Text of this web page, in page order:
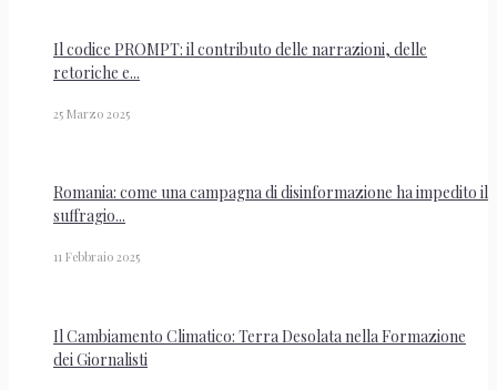
Il codice PROMPT: il contributo delle narrazioni, delle
retoriche e...
25 Marzo 2025
Romania: come una campagna di disinformazione ha impedito il
suffragio...
11 Febbraio 2025
Il Cambiamento Climatico: Terra Desolata nella Formazione
dei Giornalisti